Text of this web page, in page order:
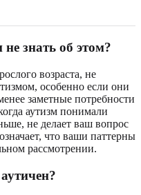
знать об этом?
возраста, не
особенно если они
заметные потребности
аутизм понимали
не делает ваш вопрос
что ваши паттерны
рассмотрении.